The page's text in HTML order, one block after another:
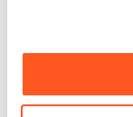
momento. Per
nostraCookie
bianco - Klimar
€ 169,01